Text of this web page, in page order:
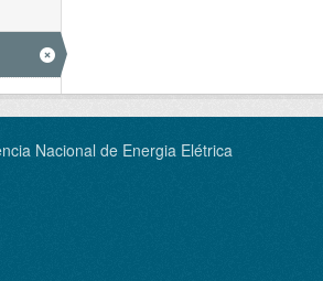
Nacional de Energia Elétrica